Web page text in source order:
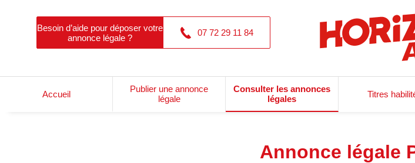
Besoin d’aide pour déposer votre
annonce légale ?
07 72 29 11 84
Accueil
Publier une annonce
légale
Consulter les annonces
légales
Titres
Annonce légale